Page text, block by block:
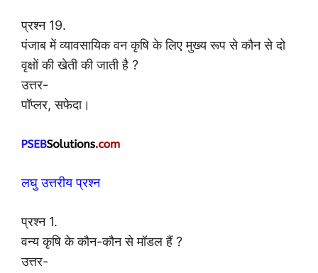
प्रश्न 19.
पंजाब में व्यावसायिक वन कृषि के लिए मुख्य रूप से कौन से दो
वृक्षों की खेती की जाती है ?
उत्तर-
पॉप्लर, सफेदा।
लघु उत्तरीय प्रश्न
प्रश्न 1.
वन्य कृषि के कौन-कौन से मॉडल हैं ?
उत्तर-